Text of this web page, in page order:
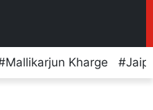
Mallikarjun Kharge